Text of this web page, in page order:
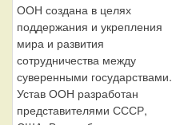
ООН создана в целях
поддержания и укрепления
мира и развития
сотрудничества между
суверенными государствами.
Устав ООН разработан
представителями СССР,